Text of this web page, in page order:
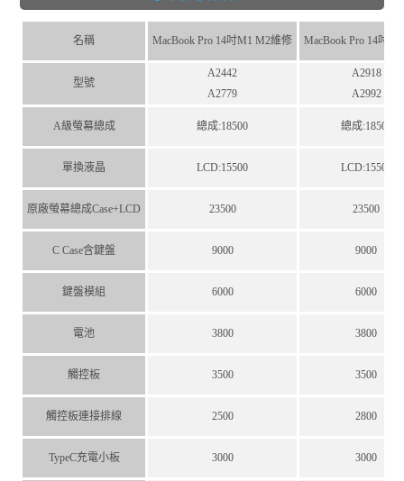
名稱 MacBook Pro 14吋M1 M2維修 MacBook Pro 14吋
型號
A2442
A2779
A2918
A2992
A級螢幕總成 總成:18500 總成:18500
單換液晶 LCD:15500 LCD:15500
原廠螢幕總成Case+LCD 23500 23500
C Case含鍵盤 9000 9000
鍵盤模組 6000 6000
電池 3800 3800
觸控板 3500 3500
觸控板連接排線 2500 2800
TypeC充電小板 3000 3000